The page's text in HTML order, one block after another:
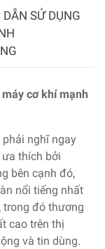
SỬ DỤNG
máy cơ khí mạnh
nghĩ ngay
thích bởi
bên cạnh đó,
nổi tiếng nhất
trong đó thương
cao trên thị
và tin dùng.